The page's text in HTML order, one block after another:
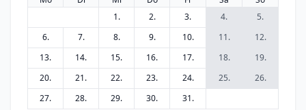
1.
2. 3. 4.
5.
6.
7. 8. 9. 10. 11.
12.
13.
14. 15. 16. 17. 18.
19.
20.
21. 22. 23. 24. 25.
26.
27.
28. 29. 30. 31.